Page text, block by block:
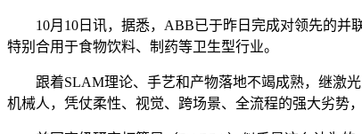
10月10日讯，据悉，ABB已于昨日完成对领先的并联
特别合用于食物饮料、制药等卫生型行业。
跟着SLAM理论、手艺和产物落地不竭成熟，继激光
机械人，凭仗柔性、视觉、跨场景、全流程的强大劣势